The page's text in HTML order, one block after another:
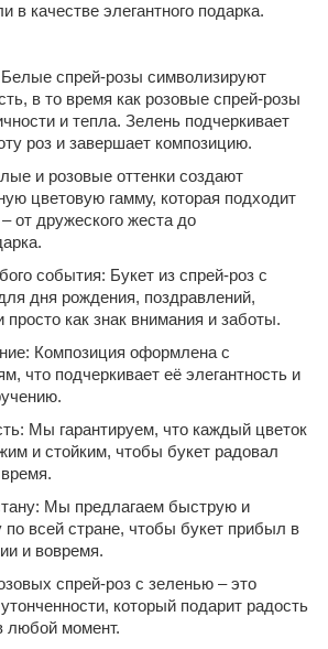
в качестве элегантного подарка.
спрей-розы символизируют
в то время как розовые спрей-розы
и тепла. Зелень подчеркивает
роз и завершает композицию.
и розовые оттенки создают
цветовую гамму, которая подходит
от дружеского жеста до
события: Букет из спрей-роз с
дня рождения, поздравлений,
просто как знак внимания и заботы.
Композиция оформлена с
что подчеркивает её элегантность и
Мы гарантируем, что каждый цветок
и стойким, чтобы букет радовал
Мы предлагаем быструю и
всей стране, чтобы букет прибыл в
и вовремя.
спрей-роз с зеленью – это
который подарит радость
любой момент.